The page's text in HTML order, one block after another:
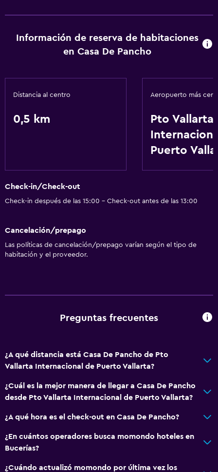
Información de reserva de habitaciones
en Casa De Pancho
Distancia al centro
0,5 km
Aeropuerto más
Pto Vallarta
Puerto
Check-in/Check-out
Check-in después de las 15:00 - Check-out antes de las 13:00
Cancelación/prepago
Las políticas de cancelación/prepago varían según el tipo de
habitación y el proveedor.
Preguntas frecuentes
¿A qué distancia está Casa De Pancho de Pto
Vallarta Internacional de Puerto Vallarta?
¿Cuál es la mejor manera de llegar a Casa De Pancho
desde Pto Vallarta Internacional de Puerto Vallarta?
¿A qué hora es el check-out en Casa De Pancho?
¿En cuántos operadores busca momondo hoteles en
Bucerías?
¿Cuándo actualizó momondo por última vez los